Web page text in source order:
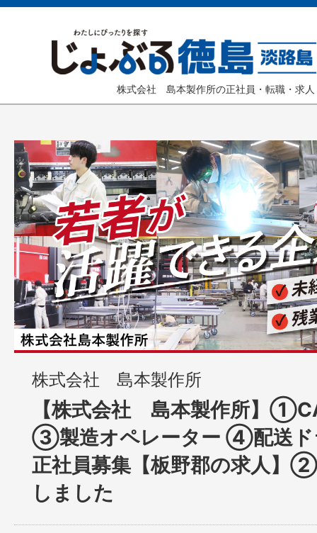
株式会社 島本製作所の正社員・転職・求人
株式会社 島本製作所
【株式会社 島本製作所】
③製造オペレーター ④配送ド
正社員募集【板野郡の求人】
しました